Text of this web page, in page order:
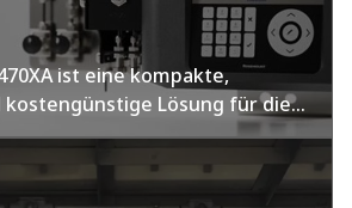
ist eine kompakte,
kostengünstige Lösung für die